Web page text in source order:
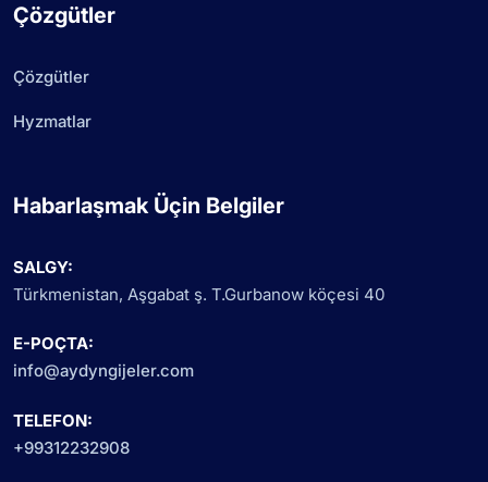
Çözgütler
Çözgütler
Hyzmatlar
Habarlaşmak Üçin Belgiler
SALGY:
Türkmenistan, Aşgabat ş. T.Gurbanow köçesi 40
E-POÇTA:
info@aydyngijeler.com
TELEFON:
+99312232908